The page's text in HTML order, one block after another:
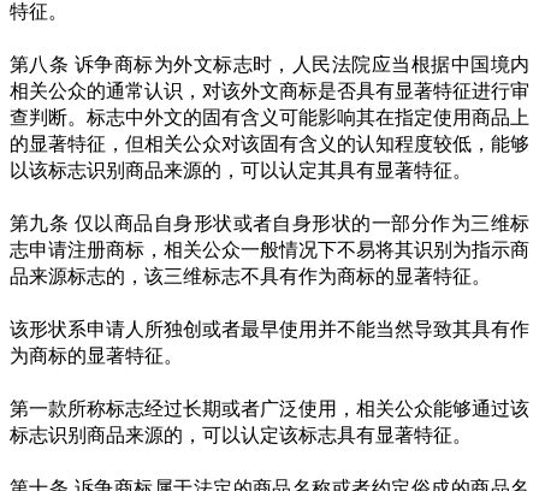
特征。
第八条 诉争商标为外文标志时，人民法院应当根据中国境内
相关公众的通常认识，对该外文商标是否具有显著特征进行审
查判断。标志中外文的固有含义可能影响其在指定使用商品上
的显著特征，但相关公众对该固有含义的认知程度较低，能够
以该标志识别商品来源的，可以认定其具有显著特征。
第九条 仅以商品自身形状或者自身形状的一部分作为三维标
志申请注册商标，相关公众一般情况下不易将其识别为指示商
品来源标志的，该三维标志不具有作为商标的显著特征。
该形状系申请人所独创或者最早使用并不能当然导致其具有作
为商标的显著特征。
第一款所称标志经过长期或者广泛使用，相关公众能够通过该
标志识别商品来源的，可以认定该标志具有显著特征。